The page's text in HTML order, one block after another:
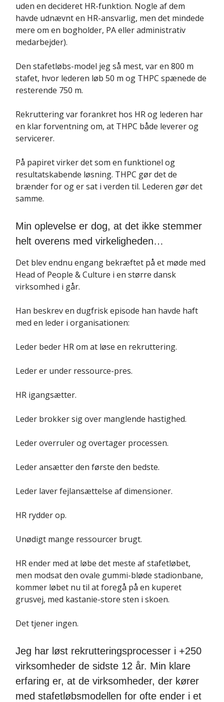
uden en decideret HR-funktion. Nogle af dem
havde udnævnt en HR-ansvarlig, men det mindede
mere om en bogholder, PA eller administrativ
medarbejder).
Den stafetløbs-model jeg så mest, var en 800 m
stafet, hvor lederen løb 50 m og THPC spænede de
resterende 750 m.
Rekruttering var forankret hos HR og lederen har
en klar forventning om, at THPC både leverer og
servicerer.
På papiret virker det som en funktionel og
resultatskabende løsning. THPC gør det de
brænder for og er sat i verden til. Lederen gør det
samme.
Min oplevelse er dog, at det ikke stemmer
helt overens med virkeligheden…
Det blev endnu engang bekræftet på et møde med
Head of People & Culture i en større dansk
virksomhed i går.
Han beskrev en dugfrisk episode han havde haft
med en leder i organisationen:
Leder beder HR om at løse en rekruttering.
Leder er under ressource-pres.
HR igangsætter.
Leder brokker sig over manglende hastighed.
Leder overruler og overtager processen.
Leder ansætter den første den bedste.
Leder laver fejlansættelse af dimensioner.
HR rydder op.
Unødigt mange ressourcer brugt.
HR ender med at løbe det meste af stafetløbet,
men modsat den ovale gummi-bløde stadionbane,
kommer løbet nu til at foregå på en kuperet
grusvej, med kastanie-store sten i skoen.
Det tjener ingen.
Jeg har løst rekrutteringsprocesser i +250
virksomheder de sidste 12 år. Min klare
erfaring er, at de virksomheder, der kører
med stafetløbsmodellen for ofte ender i et